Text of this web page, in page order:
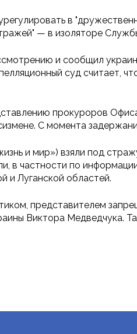
в
— в изоляторе
и сообщил
суд
прокуроров
С момента
и мир») взяли под
в частности по
и Луганской областей.
представителем
Виктора Медведчука.